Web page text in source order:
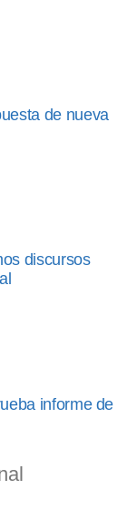
de nueva
discursos
informe de